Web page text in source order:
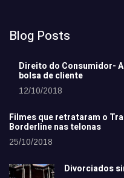
Blog Posts
Direito do Consumidor-
bolsa de cliente
12/10/2018
Filmes que retrataram o
Borderline nas telonas
25/10/2018
Divorciados